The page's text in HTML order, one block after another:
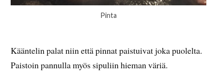
Pinta
Kääntelin palat niin että pinnat paistuivat joka puolelta.
Paistoin pannulla myös sipuliin hieman väriä.